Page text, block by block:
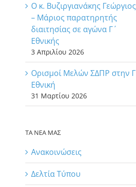
Ο κ. Βυζιργιανάκης Γεώργιος
– Μάριος παρατηρητής
διαιτησίας σε αγώνα Γ΄
Εθνικής
3 Απριλίου 2026
Ορισμοί Μελών ΣΔΠΡ στην Γ΄
Εθνική
31 Μαρτίου 2026
ΤΑ ΝΕΑ ΜΑΣ
Ανακοινώσεις
Δελτία Τύπου